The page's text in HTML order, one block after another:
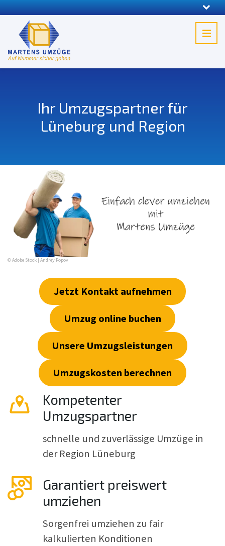
Ihr Umzugspartner für
Lüneburg und Region
© Adobe Stock | Andrey Popov
Jetzt Kontakt aufnehmen
Umzug online buchen
Unsere Umzugsleistungen
Umzugskosten berechnen
Kompetenter
Umzugspartner
schnelle und zuverlässige Umzüge in
der Region Lüneburg
Garantiert preiswert
umziehen
Sorgenfrei umziehen zu fair
kalkulierten Konditionen